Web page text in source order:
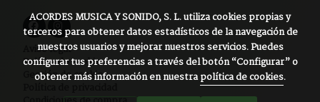
Aviso legal
Política de cookies
Gestión de cookies
ACORDES MUSICA Y SONIDO, S. L.utiliza cookies propias y
terceros para obtener datos estadísticos de la navegación de
nuestros usuarios y mejorar nuestros servicios. Puedes
configurar tus preferencias a través del botón “Configurar” o
obtener más información en nuestrapolítica de cookies.